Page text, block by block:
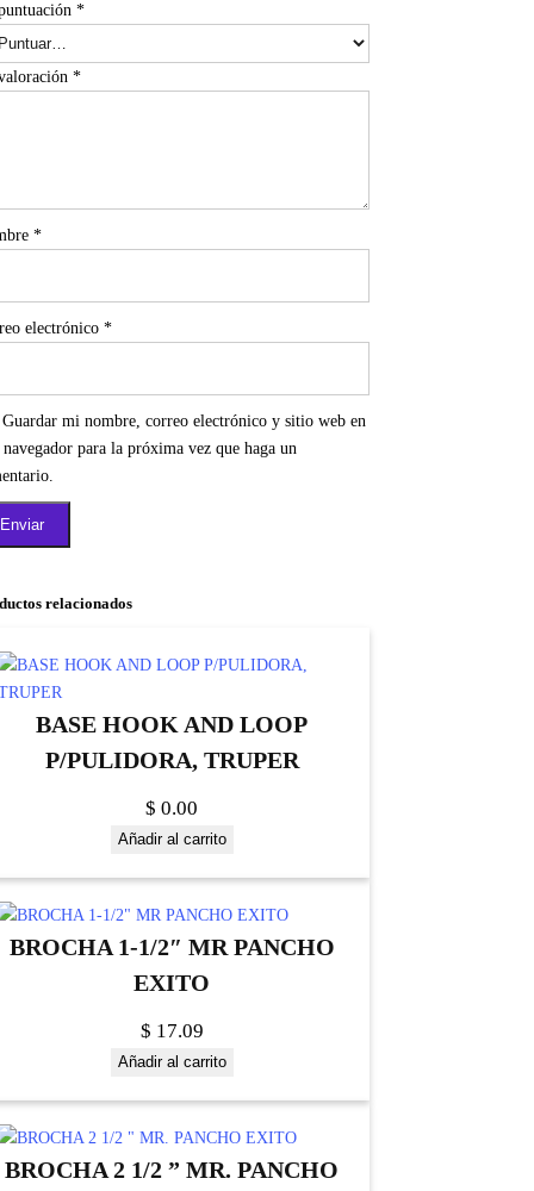
*
*
*
electrónico *
Guardar mi nombre, correo electrónico y sitio web en
navegador para la próxima vez que haga un
relacionados
BASE HOOK AND LOOP
P/PULIDORA, TRUPER
$ 0.00
Añadir al carrito
BROCHA 1-1/2″ MR PANCHO
EXITO
$ 17.09
Añadir al carrito
BROCHA 2 1/2 ” MR. PANCHO